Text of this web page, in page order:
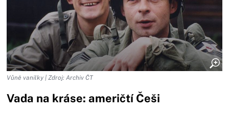
Vůně vanilky | Zdroj: Archiv ČT
Vada na kráse: američtí Češi